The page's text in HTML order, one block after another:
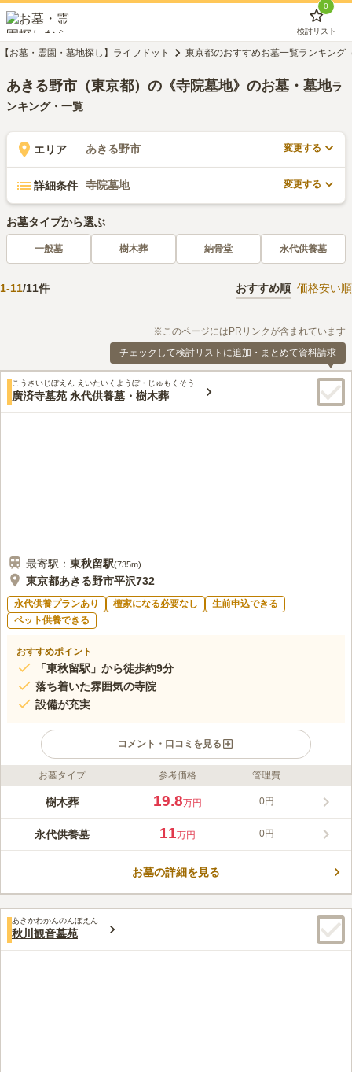
0
検討リスト
【お墓・霊園・墓地探し】ライフドット 東京都のおすすめお墓一覧ランキング
あきる野市（東京都）の《寺院墓地》のお墓・墓地ラ
ンキング・一覧
エリア あきる野市 変更する
詳細条件 寺院墓地 変更する
お墓タイプから選ぶ
一般墓 樹木葬 納骨堂 永代供養墓
1-11/11件 おすすめ順 価格安い順
※このページにはPRリンクが含まれています
チェックして検討リストに追加・まとめて資料請求
こうさいじぼえん えいたいくようぼ・じゅもくそう
廣済寺墓苑 永代供養墓・樹木葬
最寄駅： 東秋留駅(735m)
東京都あきる野市平沢732
永代供養プランあり 檀家になる必要なし
生前申込できる
ペット供養できる
おすすめポイント
「東秋留駅」から徒歩約9分
落ち着いた雰囲気の寺院
設備が充実
コメント・口コミを見る
ライフドット編集部のコメント
廣済寺墓苑 永代供養墓・樹木葬は、あきる野市平沢にある宗派
気を持っています。 この霊園は、樹木葬ですので木々にあふ
れ、また桜の木があり、春になると満開の桜に囲まれ苑内が明る
みんなの評価
4.0 口コミ1件
60代女性
墓苑の周りは住宅地で静かな環境です。最寄りの駅までは徒歩で
15分程度掛かりますが距離的には遠く感じません。
口コミの続きを読む
お墓タイプ 参考価格 管理費
樹木葬 19.8万円 0円
永代供養墓 11万円 0円
お墓の詳細を見る
あきかわかんのんぼえん
秋川観音墓苑